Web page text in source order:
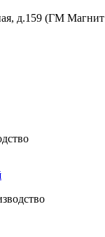
д.159 (ГМ Магнит